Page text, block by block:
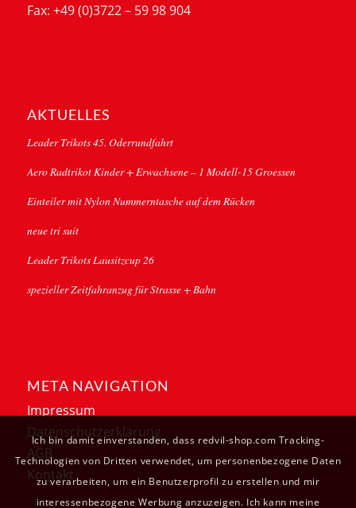
Fax: +49 (0)3722 – 59 98 904
AKTUELLES
Leader Trikots 45. Oderrundfahrt
Aero Radtrikot Kinder + Erwachsene – 1 Modell-15 Groessen
Einteiler mit Nylon Nummerntasche auf dem Rücken
neue tri suit
Leader Trikots Lausitzcup 26
spezieller Zeitfahranzug für Strasse + Bahn
META NAVIGATION
Impressum
Datenschutzerklärung
AGB
Kontakt
Ich bin damit einverstanden, dass redvil-shop.com Tracking-
Technologien von Dritten verwendet, um personenbezogene Daten
zu verarbeiten, um ein Benutzerprofil zu erstellen und mir
interessenbezogene Werbung anzuzeigen. Ich kann meine